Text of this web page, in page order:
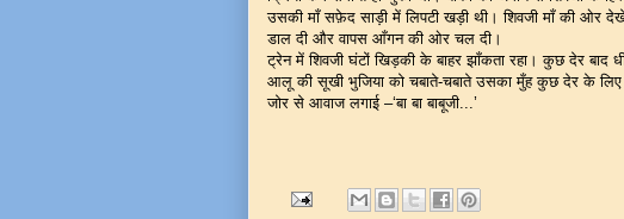
उसकी माँ सफ़ेद साड़ी में लिपटी खड़ी थी। शिवजी माँ की
डाल दी और वापस आँगन की ओर चल दी।
ट्रेन में शिवजी घंटों खिड़की के बाहर झाँकता रहा। कुछ देर
आलू की सूखी भुजिया को चबाते-चबाते उसका मुँह कुछ देर के
जोर से आवाज लगाई –‘बा बा बाबूजी...’